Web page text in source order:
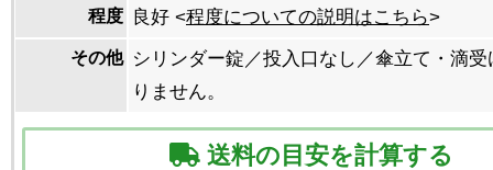
程度 良好 <程度についての説明はこちら>
その他 シリンダー錠／投入口なし／傘立て・滴
りません。
送料の目安を計算する